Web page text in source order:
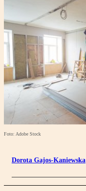
Foto: Adobe Stock
Dorota Gajos-Kaniewska